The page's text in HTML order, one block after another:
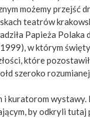
możemy przejść
teatrów
Papieża
w którym
które
szeroko
kuratorom
by odkryli